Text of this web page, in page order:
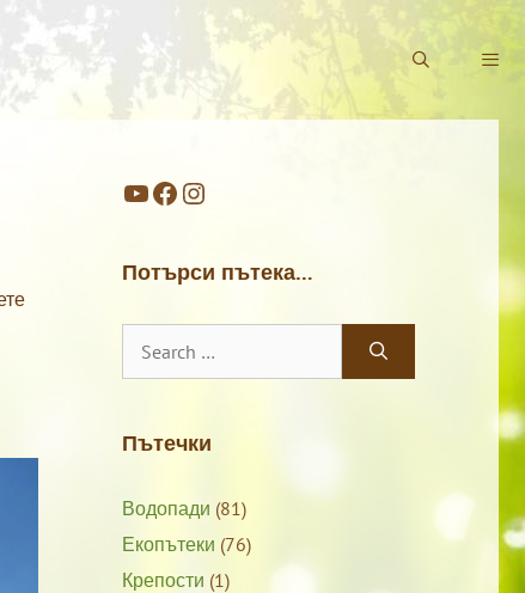
YouTube
Facebook
Instagram
Потърси пътека…
for:
Пътечки
Водопади (81)
Екопътеки (76)
Крепости (1)